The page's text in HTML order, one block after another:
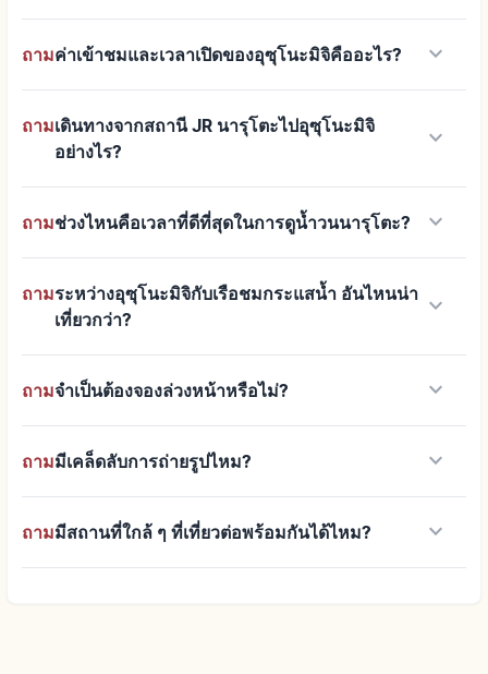
ถามค่าเข้าชมและเวลาเปิดของอุซุโนะมิจิคืออะไร? keyboard_arrow_down
ถามเดินทางจากสถานี JR นารุโตะไปอุซุโนะมิจิ
อย่างไร?
keyboard_arrow_down
ถามช่วงไหนคือเวลาที่ดีที่สุดในการดูน้ำวนนารุโตะ? keyboard_arrow_down
ถามระหว่างอุซุโนะมิจิกับเรือชมกระแสน้ำ อันไหนน่า
เที่ยวกว่า?
keyboard_arrow_down
ถามจำเป็นต้องจองล่วงหน้าหรือไม่? keyboard_arrow_down
ถามมีเคล็ดลับการถ่ายรูปไหม? keyboard_arrow_down
ถามมีสถานที่ใกล้ ๆ ที่เที่ยวต่อพร้อมกันได้ไหม? keyboard_arrow_down